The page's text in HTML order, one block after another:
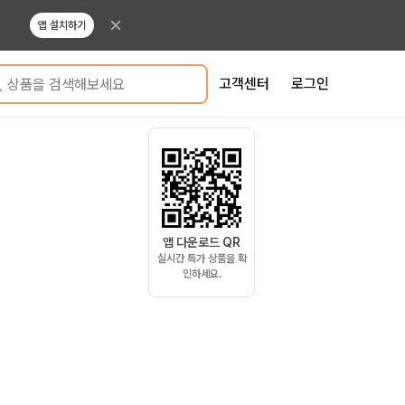
앱 설치하기
상품을 검색해보세요 고객센터 로그인
앱 다운로드 QR
실시간 특가 상품을 확
인하세요.